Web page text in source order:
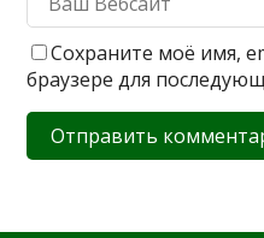
Сохраните моё имя,
браузере для